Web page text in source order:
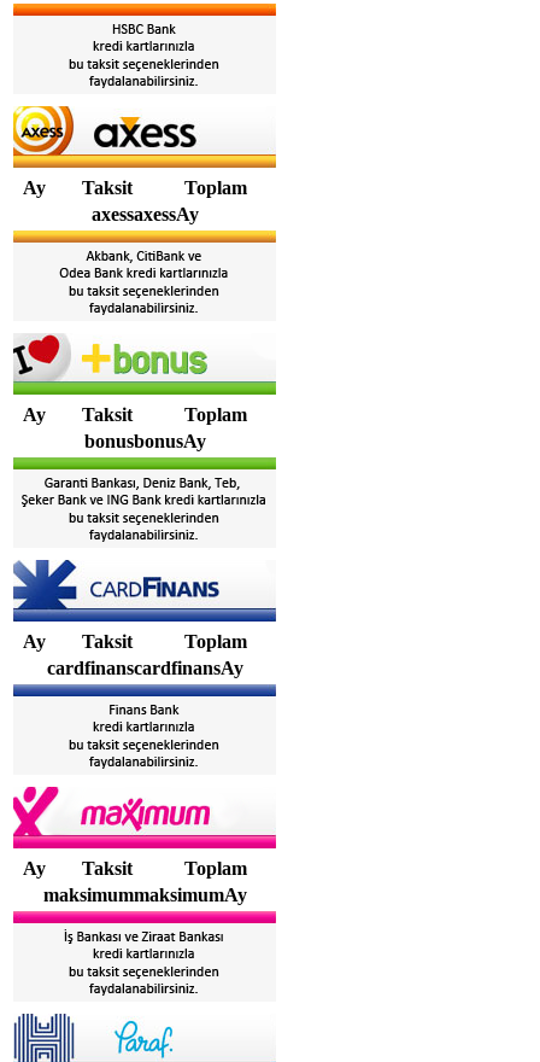
Ay Taksit
Toplam
axessaxessAy
Ay Taksit
Toplam
bonusbonusAy
Ay Taksit
Toplam
cardfinanscardfinansAy
Ay Taksit
Toplam
maksimummaksimumAy